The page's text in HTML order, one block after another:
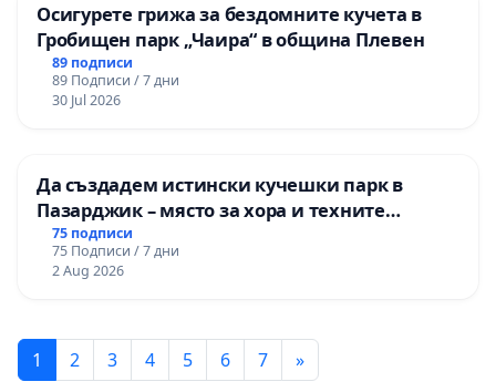
Осигурете грижа за бездомните кучета в
Гробищен парк „Чаира“ в община Плевен
89 подписи
89 Подписи / 7 дни
30 Jul 2026
Да създадем истински кучешки парк в
Пазарджик – място за хора и техните
любимци
75 подписи
75 Подписи / 7 дни
2 Aug 2026
1 2 3 4 5 6 7 »